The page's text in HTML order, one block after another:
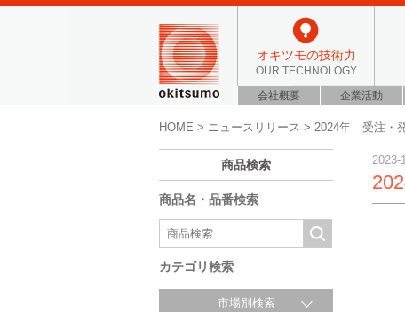
オキツモの技術力
OUR TECHNOLOGY
会社概要 企業活動
HOME > ニュースリリース > 2024年 受注・
商品検索
商品名・品番検索
カテゴリ検索
市場別検索
2023-